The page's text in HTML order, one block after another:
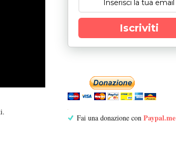
Iscriviti
Fai una donazione con Paypal.me